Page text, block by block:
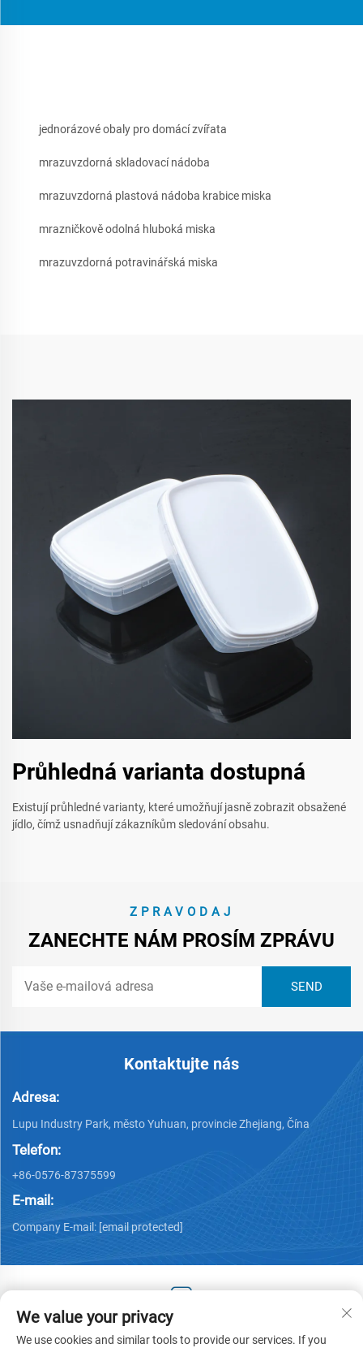
jednorázové obaly pro domácí zvířata
mrazuvzdorná skladovací nádoba
mrazuvzdorná plastová nádoba krabice miska
mrazničkově odolná hluboká miska
mrazuvzdorná potravinářská miska
Průhledná varianta dostupná
Existují průhledné varianty, které umožňují jasně zobrazit obsažené
jídlo, čímž usnadňují zákazníkům sledování obsahu.
ZPRAVODAJ
ZANECHTE NÁM PROSÍM ZPRÁVU
Kontaktujte nás
Adresa:
Lupu Industry Park, město Yuhuan, provincie Zhejiang, Čína
Telefon:
+86-0576-87375599
E-mail:
Company E-mail: [email protected]
Copyright © 2025 by Zhejiang Hengjiang Plastic Co., Ltd. -
We value your privacy
We use cookies and similar tools to provide our services. If you